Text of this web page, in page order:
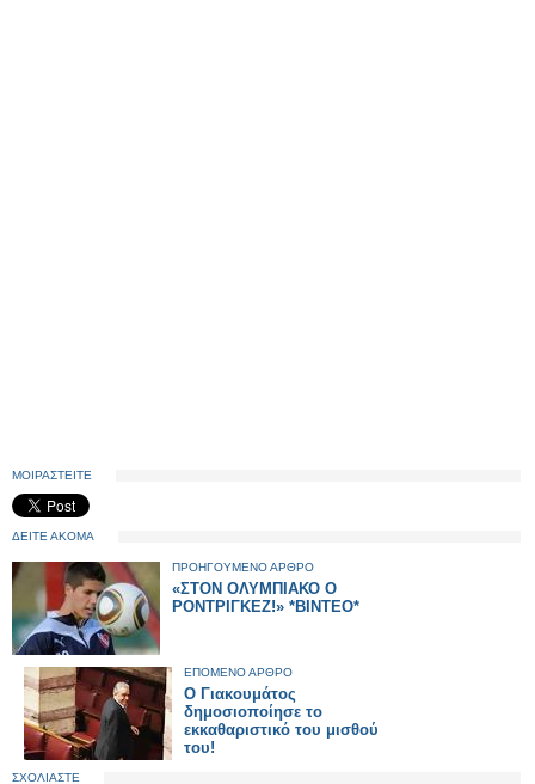
ΜΟΙΡΑΣΤΕΙΤΕ
ΔΕΙΤΕ ΑΚΟΜΑ
ΠΡΟΗΓΟΥΜΕΝΟ ΑΡΘΡΟ
«ΣΤΟΝ ΟΛΥΜΠΙΑΚΟ Ο
ΡΟΝΤΡΙΓΚΕΖ!» *ΒΙΝΤΕΟ*
ΕΠΟΜΕΝΟ ΑΡΘΡΟ
O Γιακουμάτος
δημοσιοποίησε το
εκκαθαριστικό του μισθού
του!
ΣΧΟΛΙΑΣΤΕ